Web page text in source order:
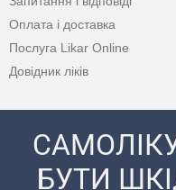
Оплата і доставка
Послуга Likar Online
Довідник ліків
БУТИ